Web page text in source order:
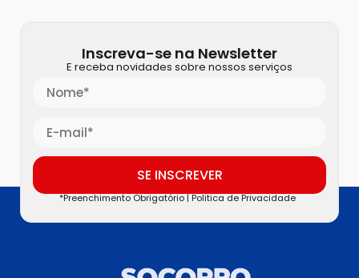
Inscreva-se na Newsletter
E receba novidades sobre nossos serviços
SE INSCREVER
*Preenchimento Obrigatório |Politica de Privacidade